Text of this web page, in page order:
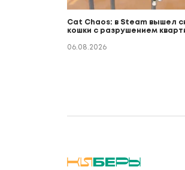
Cat Chaos: в Steam вышел
кошки с разрушением
06.08.2026